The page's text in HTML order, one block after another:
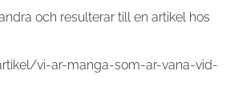
och resulterar till en artikel hos
vi-ar-manga-som-ar-vana-vid-